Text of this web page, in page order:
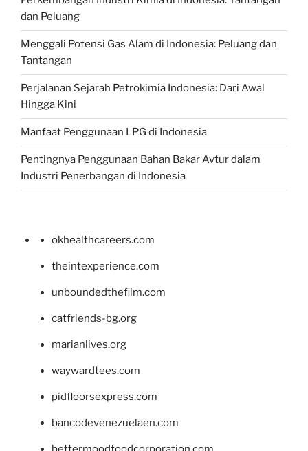
dan Peluang
Menggali Potensi Gas Alam di Indonesia: Peluang dan
Tantangan
Perjalanan Sejarah Petrokimia Indonesia: Dari Awal
Hingga Kini
Manfaat Penggunaan LPG di Indonesia
Pentingnya Penggunaan Bahan Bakar Avtur dalam
Industri Penerbangan di Indonesia
okhealthcareers.com
theintexperience.com
unboundedthefilm.com
catfriends-bg.org
marianlives.org
waywardtees.com
pidfloorsexpress.com
bancodevenezuelaen.com